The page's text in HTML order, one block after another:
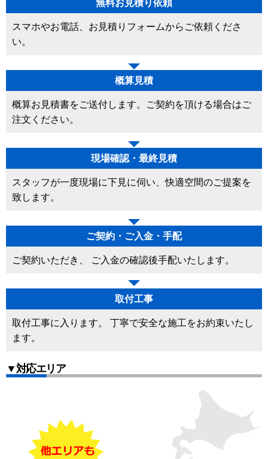
無料お見積り依頼
スマホやお電話、お見積りフォームからご依頼くださ
い。
概算見積
概算お見積書をご送付します。ご契約を頂ける場合はご
注文ください。
現場確認・最終見積
スタッフが一度現場に下見に伺い、快適空間のご提案を
致します。
ご契約・ご入金・手配
ご契約いただき、 ご入金の確認後手配いたします。
取付工事
取付工事に入ります。 丁寧で安全な施工をお約束いたし
ます。
▼対応エリア